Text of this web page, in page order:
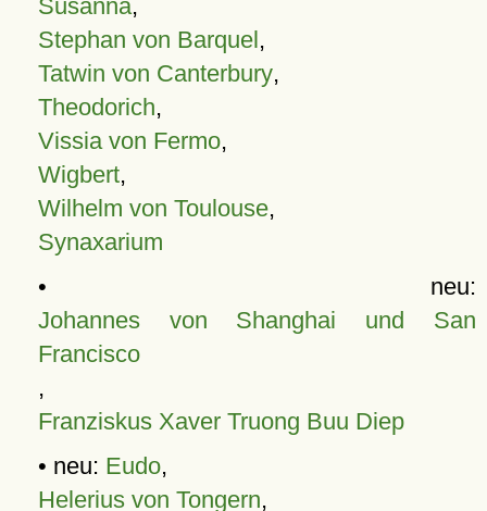
Susanna,
Stephan von Barquel,
Tatwin von Canterbury,
Theodorich,
Vissia von Fermo,
Wigbert,
Wilhelm von Toulouse,
Synaxarium
• neu:
Johannes von Shanghai und San
Francisco
,
Franziskus Xaver Truong Buu Diep
• neu: Eudo,
Helerius von Tongern,